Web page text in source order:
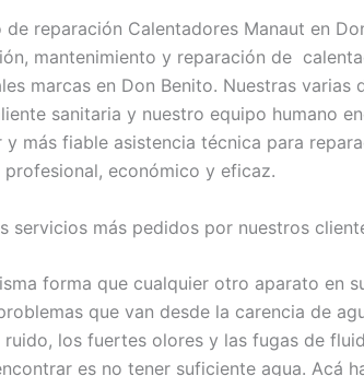
de reparación Calentadores Manaut en
mantenimiento y reparación de
marcas en Don Benito. Nuestras
sanitaria y nuestro equipo humano
y más fiable asistencia técnica para
profesional, económico y eficaz.
servicios más pedidos por nuestros
forma que cualquier otro aparato en
que van desde la carencia de
ruido, los fuertes olores y las fugas de
es no tener suficiente agua. Acá